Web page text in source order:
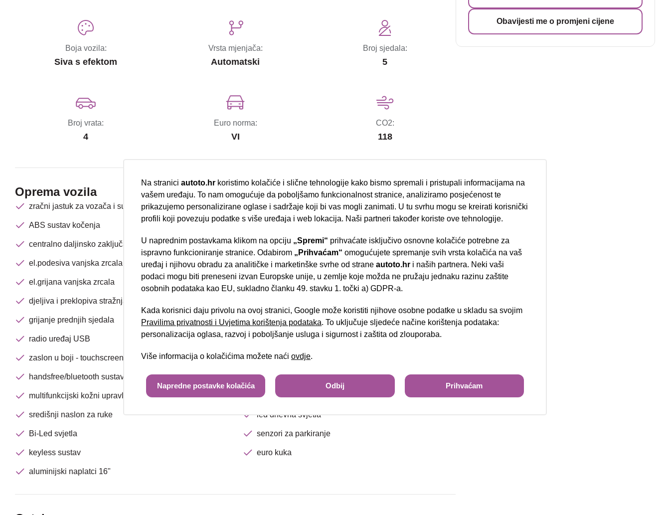
Boja vozila:
Siva s efektom
Vrsta mjenjača:
Automatski
Broj sjedala:
5
Broj vrata:
4
Euro norma:
VI
CO2:
118
Oprema vozila
zračni jastuk za vozača i suvozača bočni zračni jastuci
ABS sustav kočenja ESP sustav stabilnosti
centralno daljinsko zaključavanje el.podizači stakala
el.podesiva vanjska zrcala el.preklopiva vanjska zrcala
el.grijana vanjska zrcala treće kočiono svjetlo
djeljiva i preklopiva stražnja klupa
grijanje prednjih sjedala automatski klima uređaj
radio uređaj USB virtualni cockpit
zaslon u boji - touchscreen putno računalo
handsfree/bluetooth sustav navigacijski sustav
multifunkcijski kožni upravljač F1 funkcija mijenjanja brzina na upravljaču
središnji naslon za ruke led dnevna svjetla
Bi-Led svjetla senzori za parkiranje
keyless sustav euro kuka
aluminijski naplatci 16"
Obavijesti me o promjeni cijene
Nova lokacija - Slavonska avenija 102, Resnik
Traži
Na stranici autoto.hr koristimo kolačiće i slične tehnologije kako bismo spremali i pristupali informacijama na
vašem uređaju. To nam omogućuje da poboljšamo funkcionalnost stranice, analiziramo posjećenost te
prikazujemo personalizirane oglase i sadržaje koji bi vas mogli zanimati. U tu svrhu mogu se kreirati korisnički
profili koji povezuju podatke s više uređaja i web lokacija. Naši partneri također koriste ove tehnologije.
U naprednim postavkama klikom na opciju „Spremi“ prihvaćate isključivo osnovne kolačiće potrebne za
ispravno funkcioniranje stranice. Odabirom „Prihvaćam“ omogućujete spremanje svih vrsta kolačića na vaš
uređaj i njihovu obradu za analitičke i marketinške svrhe od strane autoto.hr i naših partnera. Neki vaši
podaci mogu biti preneseni izvan Europske unije, u zemlje koje možda ne pružaju jednaku razinu zaštite
osobnih podataka kao EU, sukladno članku 49. stavku 1. točki a) GDPR-a.
Kada korisnici daju privolu na ovoj stranici, Google može koristiti njihove osobne podatke u skladu sa svojim
Pravilima privatnosti i Uvjetima korištenja podataka. To uključuje sljedeće načine korištenja podataka:
personalizacija oglasa, razvoj i poboljšanje usluga i sigurnost i zaštita od zlouporaba.
Više informacija o kolačićima možete naći ovdje.
Napredne postavke kolačića Odbij Prihvaćam